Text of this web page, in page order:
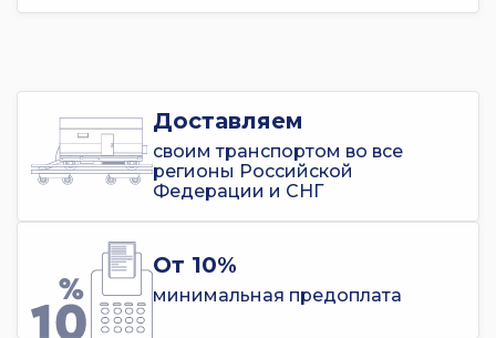
Доставляем
своим транспортом во все
регионы Российской
Федерации и СНГ
От 10%
минимальная предоплата